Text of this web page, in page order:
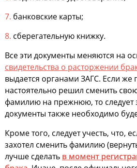
банковские карты;
сберегательную книжку.
Все эти документы меняются на
свидетельства о расторжении
выдается органами ЗАГС. Если же
настоятельно решил сменить
фамилию на прежнюю, то следует
документы также необходимо
Кроме того, следует учесть, что,
захотел сменить фамилию
лучше сделать в момент